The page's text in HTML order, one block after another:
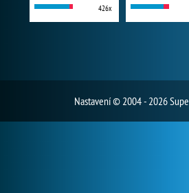
426x
Nastavení© 2004 - 2026